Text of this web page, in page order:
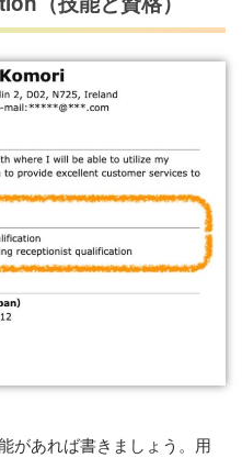
があれば書きましょう。用